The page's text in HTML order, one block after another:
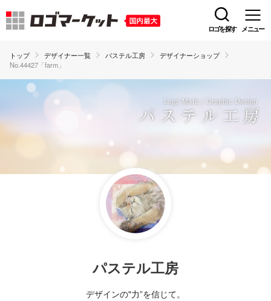
ロゴを探す メニュー
トップ デザイナー一覧 パステル工房
デザイナーショップ
No.44427「farm」
パステル工房
デザインの"力”を信じて。